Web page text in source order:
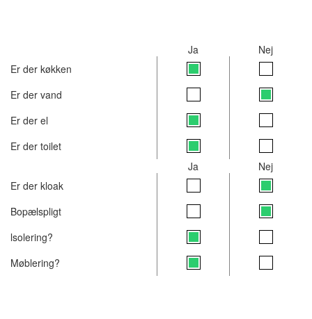
Ja
Nej
Er der køkken
Er der vand
Er der el
Er der toilet
Ja
Nej
Er der kloak
Bopælspligt
lsolering?
Møblering?